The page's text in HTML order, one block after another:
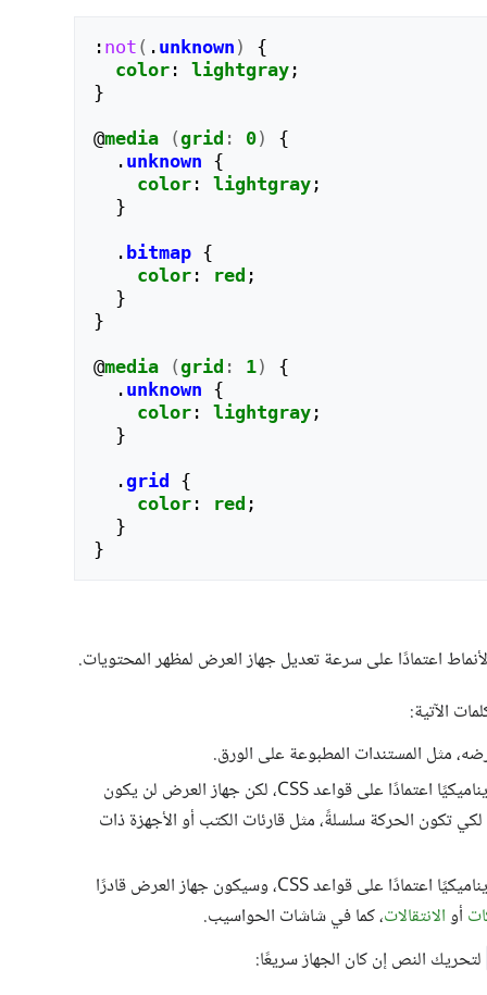
: not ( . unknown )
{
color: lightgray;
}
@media (grid : 0)
{
. unknown {
color: lightgray;
}
. bitmap {
color: red ;
}
}
@media (grid : 1)
{
. unknown {
color: lightgray;
}
.grid
{
color: red ;
}
}
اعتمادًا على سرعة تعديل جهاز العرض لمظهر المحتويات.
الآتية:
مثل المستندات المطبوعة على الورق.
: يمكن تغيير تخطيط الصفحة ديناميكيًا اعتمادًا على قواعد CSS، لكن جهاز العرض لن يكون
تكون الحركة سلسلةً، مثل قارئات الكتب أو الأجهزة ذات
: يمكن تغيير تخطيط الصفحة ديناميكيًا اعتمادًا على قواعد CSS، وسيكون جهاز العرض قادرًا
أوالانتقالات، كما في شاشات الحواسيب.
لتحريك النص إن كان الجهاز سريعًا: